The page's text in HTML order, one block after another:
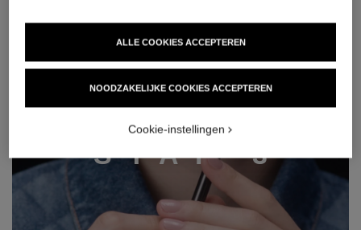
STAP 3
NOODZAKELIJKE COOKIES ACCEPTEREN
ALLE COOKIES ACCEPTEREN
Cookie-instellingen